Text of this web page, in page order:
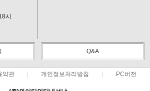
시
Q&A
약관 개인정보처리방침 PC버전